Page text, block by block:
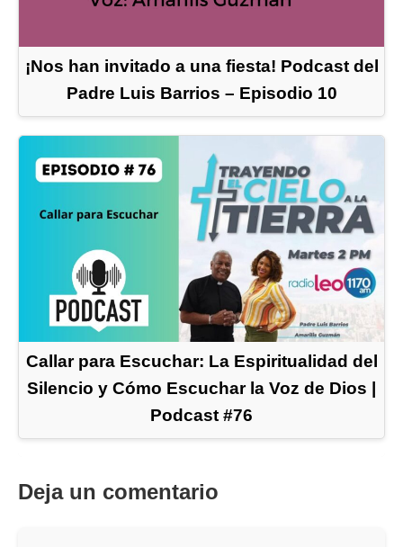
¡Nos han invitado a una fiesta! Podcast del
Padre Luis Barrios – Episodio 10
Callar para Escuchar: La Espiritualidad del
Silencio y Cómo Escuchar la Voz de Dios |
Podcast #76
Deja un comentario